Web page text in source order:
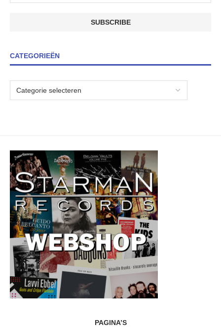
CATEGORIEËN
PAGINA’S